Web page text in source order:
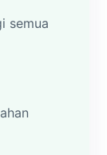
semua